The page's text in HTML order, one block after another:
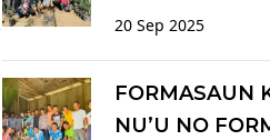
20 Sep 2025
FORMASAUN
NU’U NO